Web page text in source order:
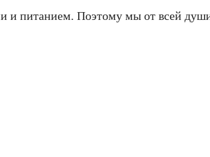
и питанием. Поэтому мы от всей